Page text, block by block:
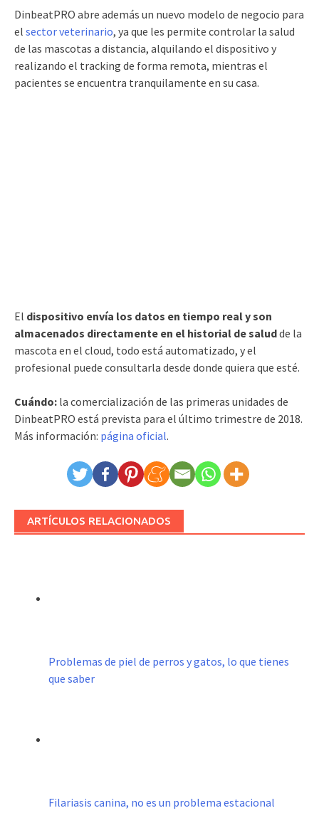
DinbeatPRO abre además un nuevo modelo de negocio para
el sector veterinario, ya que les permite controlar la salud
de las mascotas a distancia, alquilando el dispositivo y
realizando el tracking de forma remota, mientras el
pacientes se encuentra tranquilamente en su casa.
El dispositivo envía los datos en tiempo real y son
almacenados directamente en el historial de saludde la
mascota en el cloud, todo está automatizado, y el
profesional puede consultarla desde donde quiera que esté.
Cuándo: la comercialización de las primeras unidades de
DinbeatPRO está prevista para el último trimestre de 2018.
Más información: página oficial.
ARTÍCULOS RELACIONADOS
Problemas de piel de perros y gatos, lo que tienes
que saber
Filariasis canina, no es un problema estacional